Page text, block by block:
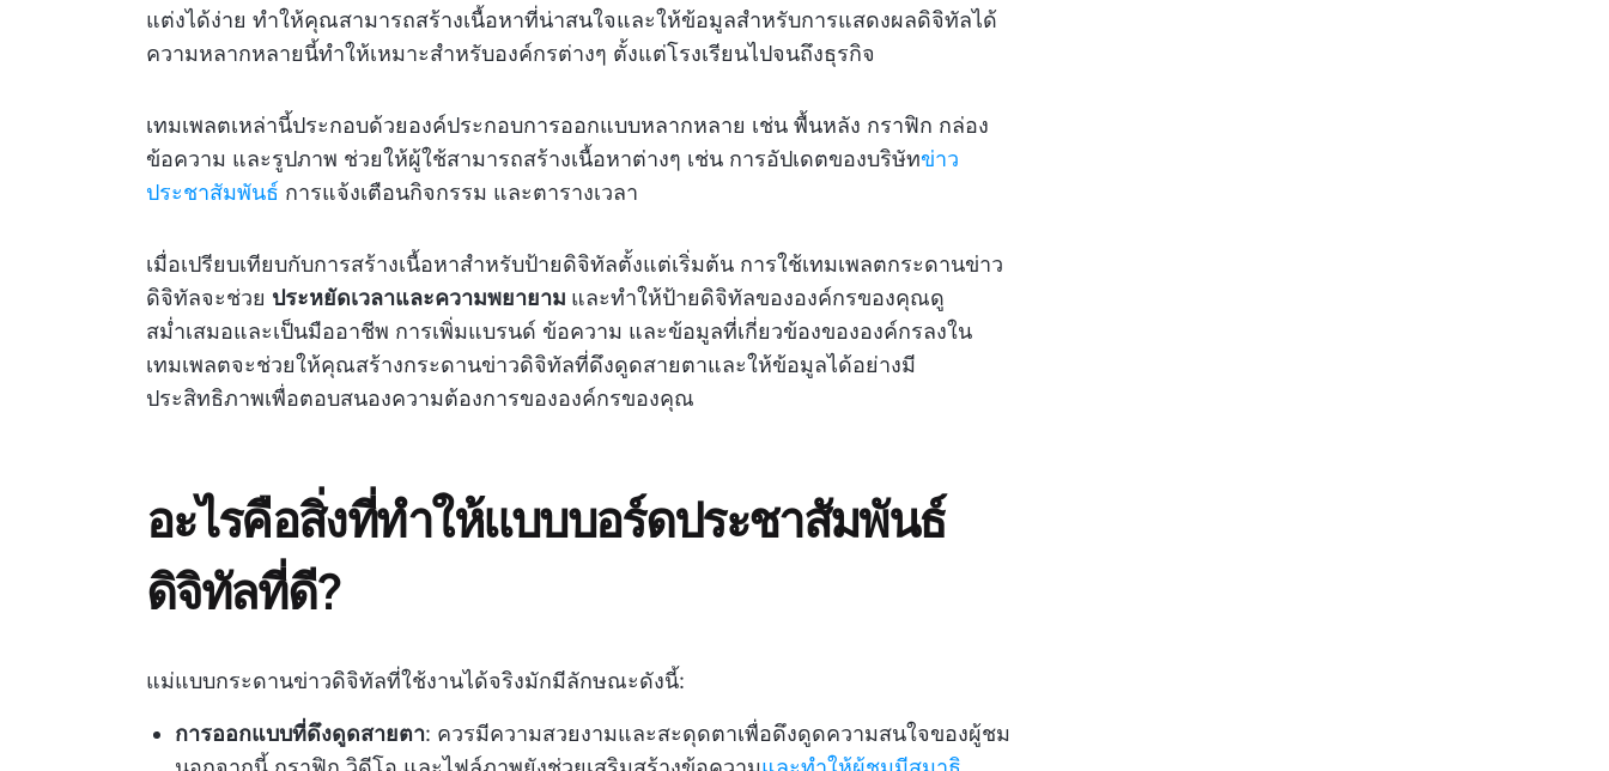
แต่งได้ง่าย ทำให้คุณสามารถสร้างเนื้อหาที่น่าสนใจและให้ข้อมูลสำหรับการแสดงผลดิจิทัลได้
ความหลากหลายนี้ทำให้เหมาะสำหรับองค์กรต่างๆ ตั้งแต่โรงเรียนไปจนถึงธุรกิจ
เทมเพลตเหล่านี้ประกอบด้วยองค์ประกอบการออกแบบหลากหลาย เช่น พื้นหลัง กราฟิก กล่อง
ข้อความ และรูปภาพ ช่วยให้ผู้ใช้สามารถสร้างเนื้อหาต่างๆ เช่น การอัปเดตของบริษัทข่าว
ประชาสัมพันธ์ การแจ้งเตือนกิจกรรม และตารางเวลา
เมื่อเปรียบเทียบกับการสร้างเนื้อหาสำหรับป้ายดิจิทัลตั้งแต่เริ่มต้น การใช้เทมเพลตกระดานข่าว
ดิจิทัลจะช่วย ประหยัดเวลาและความพยายาม และทำให้ป้ายดิจิทัลขององค์กรของคุณดู
สม่ำเสมอและเป็นมืออาชีพ การเพิ่มแบรนด์ ข้อความ และข้อมูลที่เกี่ยวข้องขององค์กรลงใน
เทมเพลตจะช่วยให้คุณสร้างกระดานข่าวดิจิทัลที่ดึงดูดสายตาและให้ข้อมูลได้อย่างมี
ประสิทธิภาพเพื่อตอบสนองความต้องการขององค์กรของคุณ
อะไรคือสิ่งที่ทำให้แบบบอร์ดประชาสัมพันธ์
ดิจิทัลที่ดี?
แม่แบบกระดานข่าวดิจิทัลที่ใช้งานได้จริงมักมีลักษณะดังนี้:
การออกแบบที่ดึงดูดสายตา: ควรมีความสวยงามและสะดุดตาเพื่อดึงดูดความสนใจของผู้ชม